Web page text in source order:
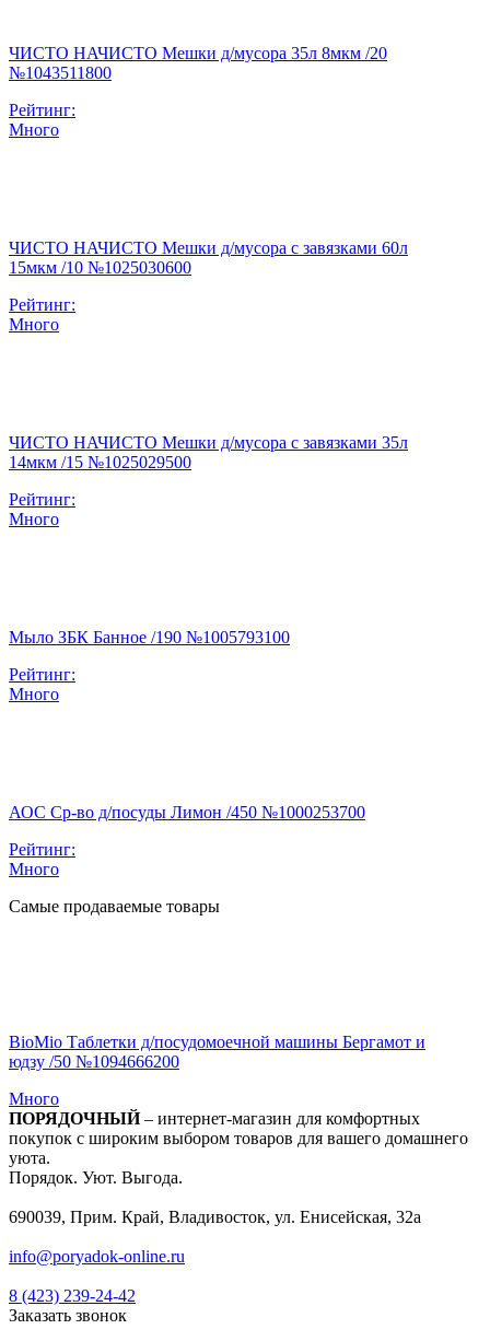
ЧИСТО НАЧИСТО Мешки д/мусора 35л 8мкм /20
№1043511800
Рейтинг:
Много
ЧИСТО НАЧИСТО Мешки д/мусора с завязками 60л
15мкм /10 №1025030600
Рейтинг:
Много
ЧИСТО НАЧИСТО Мешки д/мусора с завязками 35л
14мкм /15 №1025029500
Рейтинг:
Много
Мыло ЗБК Банное /190 №1005793100
Рейтинг:
Много
АОС Ср-во д/посуды Лимон /450 №1000253700
Рейтинг:
Много
Самые продаваемые товары
BioMio Таблетки д/посудомоечной машины Бергамот и
юдзу /50 №1094666200
Много
ПОРЯДОЧНЫЙ– интернет-магазин для комфортных
покупок с широким выбором товаров для вашего домашнего
уюта.
Порядок. Уют. Выгода.
690039, Прим. Край, Владивосток, ул. Енисейская, 32а
info@poryadok-online.ru
8 (423) 239-24-42
Заказать звонок